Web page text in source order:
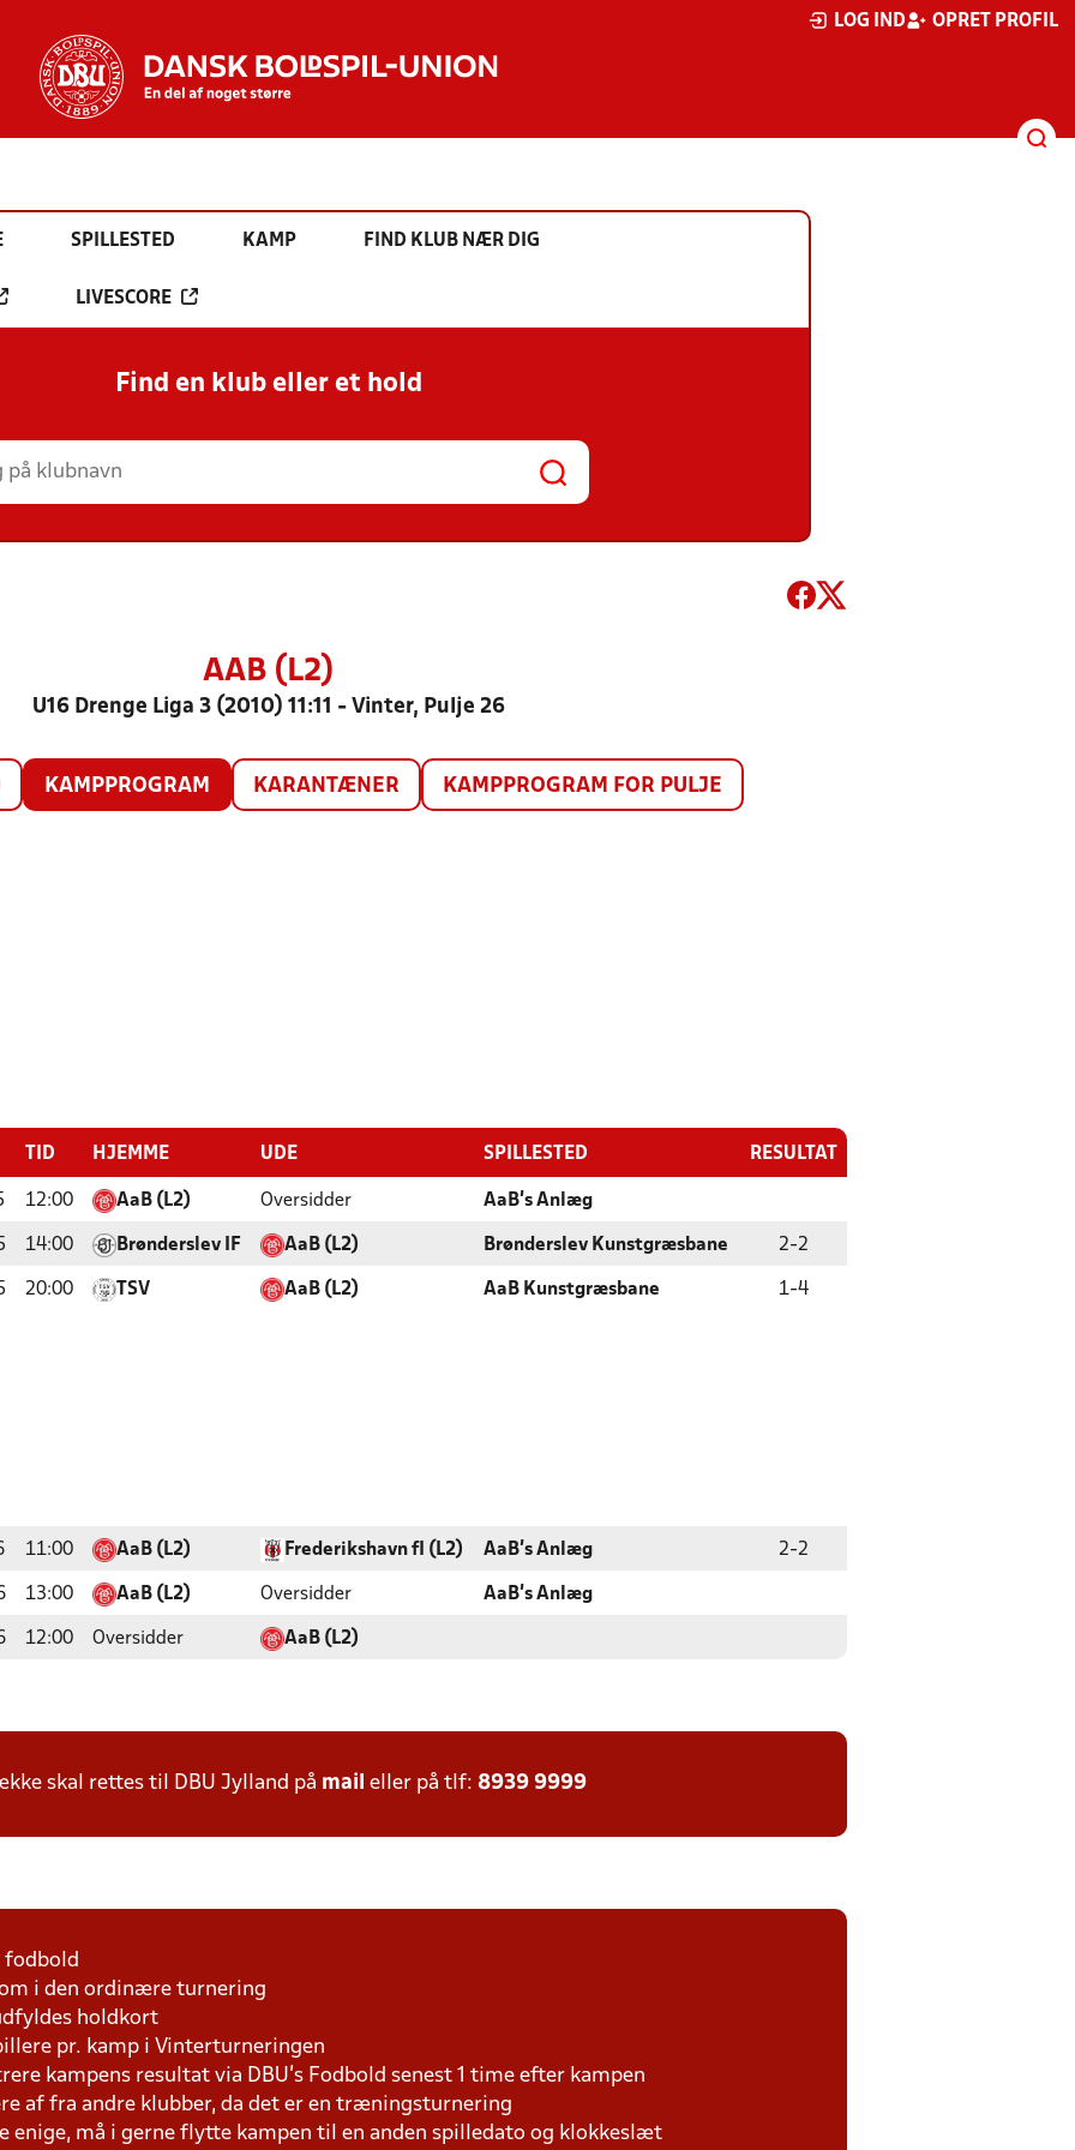
LOG IND OPRET PROFIL
SPILLESTED KAMP FIND KLUB NÆR DIG
LIVESCORE
Find en klub eller et hold
AAB (L2)
U16 Drenge Liga 3 (2010) 11:11 - Vinter, Pulje 26
KAMPPROGRAM KARANTÆNER KAMPPROGRAM FOR PULJE
TID HJEMME UDE SPILLESTED RESULTAT
12:00 AaB (L2) Oversidder AaB's Anlæg
14:00 Brønderslev IF AaB (L2) Brønderslev Kunstgræsbane 2-2
20:00 TSV AaB (L2) AaB Kunstgræsbane 1-4
11:00 AaB (L2) Frederikshavn fI (L2) AaB's Anlæg 2-2
13:00 AaB (L2) Oversidder AaB's Anlæg
12:00 Oversidder AaB (L2)
skal rettes til DBU Jylland på mail eller på tlf: 8939 9999
fodbold
i den ordinære turnering
holdkort
pr. kamp i Vinterturneringen
kampens resultat via DBU's Fodbold senest 1 time efter kampen
af fra andre klubber, da det er en træningsturnering
enige, må i gerne flytte kampen til en anden spilledato og klokkeslæt